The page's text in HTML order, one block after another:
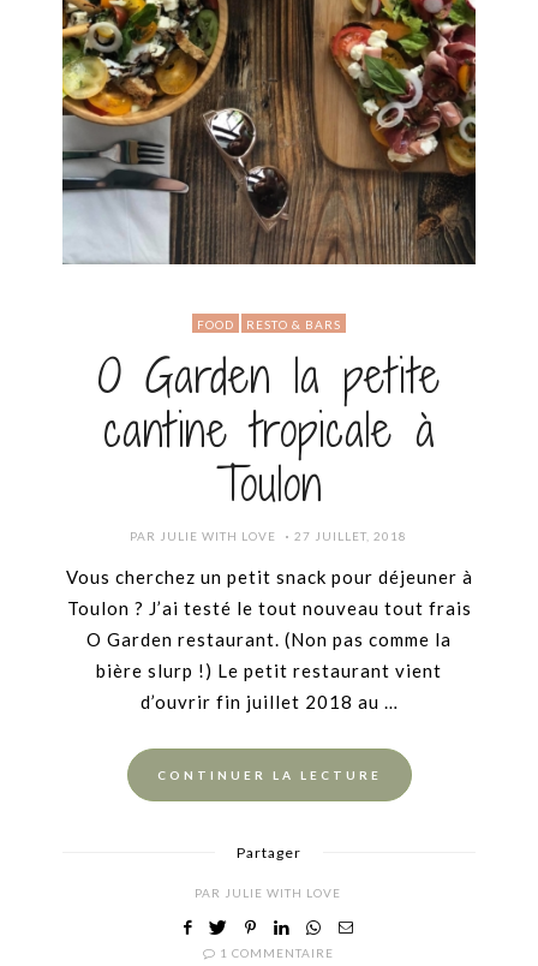
FOOD RESTO & BARS
O Garden la petite
cantine tropicale à
Toulon
PAR JULIE WITH LOVE
POSTED
27 JUILLET, 2018
Vous cherchez un petit snack pour déjeuner à
Toulon ? J’ai testé le tout nouveau tout frais
O Garden restaurant. (Non pas comme la
bière slurp !) Le petit restaurant vient
d’ouvrir fin juillet 2018 au …
CONTINUER LA LECTURE
Partager
PAR JULIE WITH LOVE
1 COMMENTAIRE